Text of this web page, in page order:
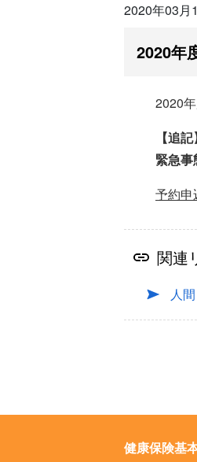
2020年03月
2020年
2020
【追記
緊急
予約申
関連
人
健康保険基